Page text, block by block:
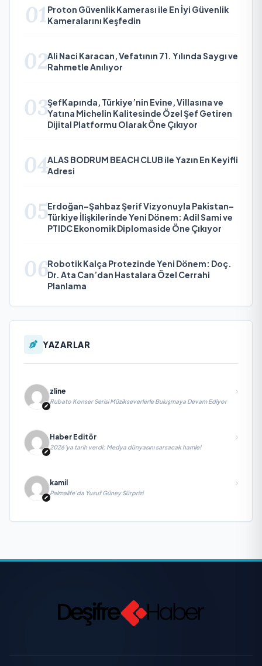
01 Proton Güvenlik Kamerası ile En İyi Güvenlik
Kameralarını Keşfedin
02Ali Naci Karacan, Vefatının 71. Yılında Saygı ve
Rahmetle Anılıyor
03ŞefKapında, Türkiye’nin Evine, Villasına ve
Yatına Michelin Kalitesinde Özel Şef Getiren
Dijital Platformu Olarak Öne Çıkıyor
04ALAS BODRUM BEACH CLUB ile Yazın En Keyifli
Adresi
05Erdoğan–Şahbaz Şerif Vizyonuyla Pakistan–
Türkiye İlişkilerinde Yeni Dönem: Adil Sami ve
PTIDC Ekonomik Diplomaside Öne Çıkıyor
06Robotik Kalça Protezinde Yeni Dönem: Doç.
Dr. Ata Can’dan Hastalara Özel Cerrahi
Planlama
YAZARLAR
zline
Rubato Konser Serisi Müzikseverlerle Buluşmaya Devam Ediyor
Haber Editör
2026’ya tarih verdi; Medya dünyasını sarsacak hamle!
kamil
Palmalife’da Yusuf Güney Sürprizi